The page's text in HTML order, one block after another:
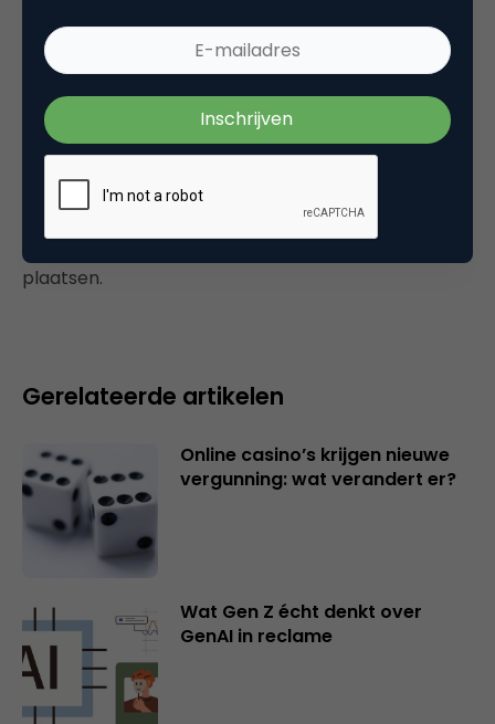
een flinke klap lijkt me zo…
22 mei 2006 om 11:59
Plaats reactie
Je moetingelogd zijn opom een reactie te
plaatsen.
Gerelateerde artikelen
Online casino’s krijgen nieuwe
vergunning: wat verandert er?
Wat Gen Z écht denkt over
GenAI in reclame